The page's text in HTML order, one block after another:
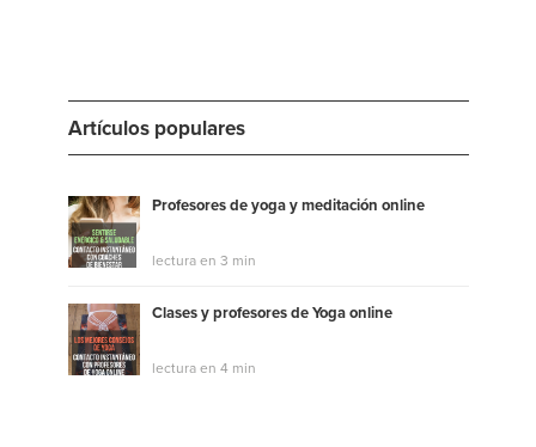
Artículos populares
Profesores de yoga y meditación online
lectura en 3 min
Clases y profesores de Yoga online
lectura en 4 min